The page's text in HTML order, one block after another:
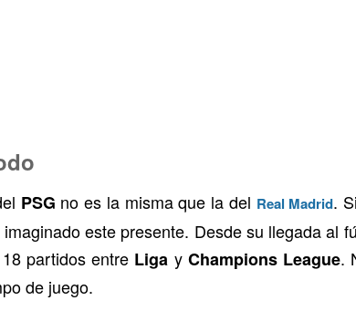
PSG no es la misma que la del Real Madrid.
este presente. Desde su llegada al
partidos entre Liga y Champions League.
de juego.